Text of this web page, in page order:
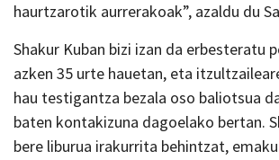
haurtzarotik aurrerakoak”, azaldu du
Shakur Kuban bizi izan da erbesteratu
azken 35 urte hauetan, eta
hau testigantza bezala oso baliotsua
baten kontakizuna dagoelako bertan.
bere liburua irakurrita behintzat,